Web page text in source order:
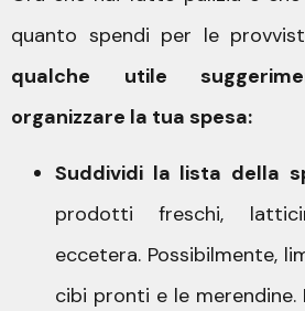
quanto spendi per le
qualche utile
organizzare la tua spesa:
Suddividi la lista della
prodotti freschi,
eccetera. Possibilmente,
cibi pronti e le merendine.